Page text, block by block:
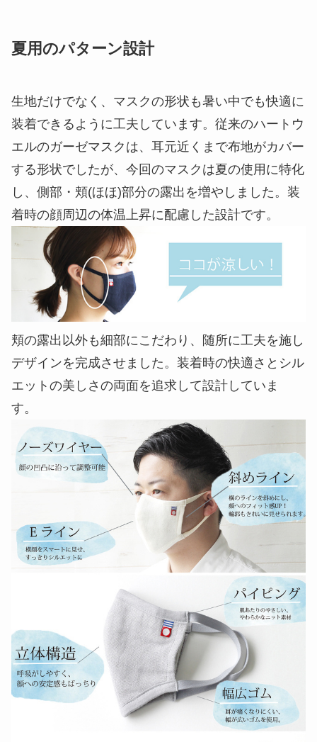
夏用のパターン設計
生地だけでなく、マスクの形状も暑い中でも快適に
装着できるように工夫しています。従来のハートウ
エルのガーゼマスクは、耳元近くまで布地がカバー
する形状でしたが、今回のマスクは夏の使用に特化
し、側部・頬(ほほ)部分の露出を増やしました。装
着時の顔周辺の体温上昇に配慮した設計です。
頬の露出以外も細部にこだわり、随所に工夫を施し
デザインを完成させました。装着時の快適さとシル
エットの美しさの両面を追求して設計していま
す。